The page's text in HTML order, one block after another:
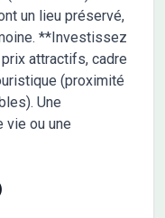
un lieu préservé,
**Investissez
attractifs, cadre
(proximité
Une
vie ou une